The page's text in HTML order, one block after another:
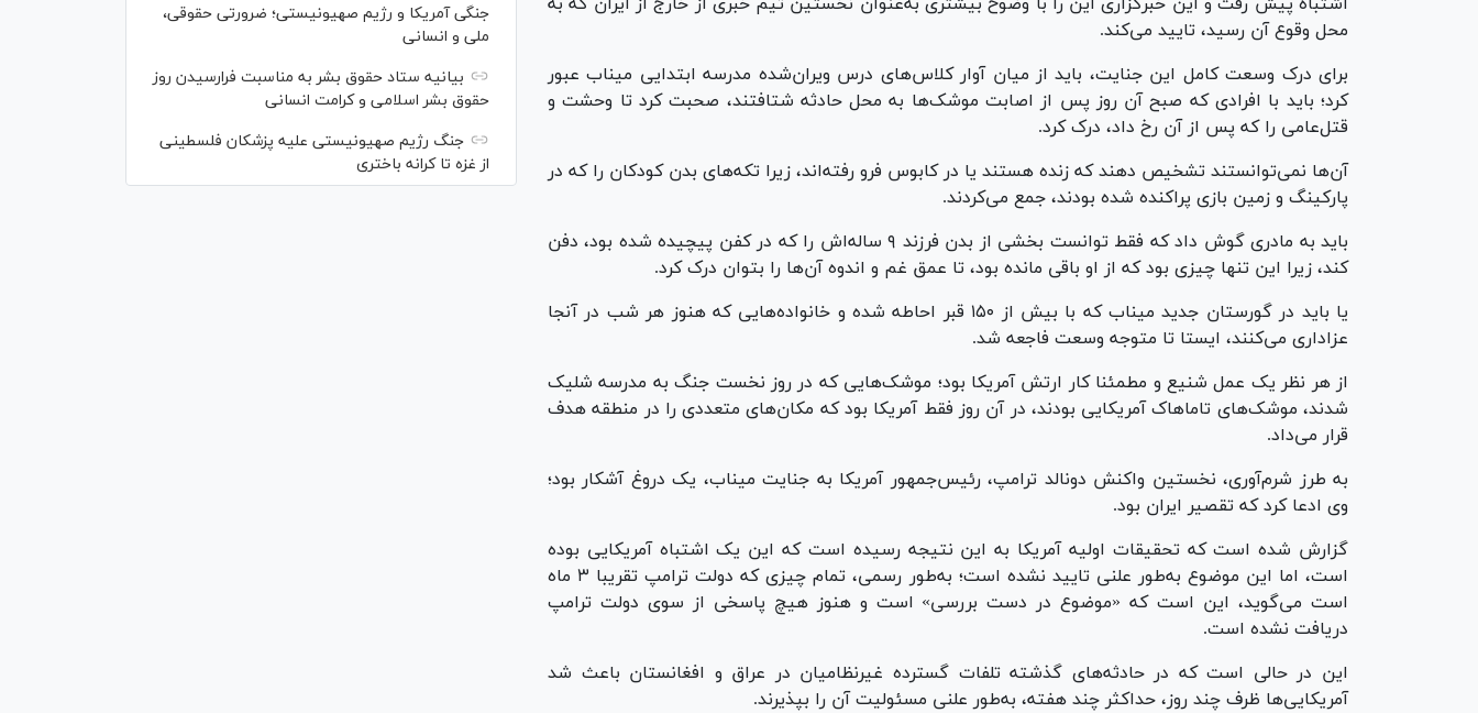
محل وقوع آن رسید، تایید می‌کند.
برای درک وسعت کامل این جنایت، باید از میان آوار کلاس‌های درس ویران‌شده‌ مدرسه‌ ابتدایی میناب عبور
کرد؛ باید با افرادی که صبح آن روز پس از اصابت موشک‌ها به محل حادثه شتافتند، صحبت کرد تا وحشت و
قتل‌عامی را که پس از آن رخ داد، درک کرد.
آن‌ها نمی‌توانستند تشخیص دهند که زنده هستند یا در کابوس فرو رفته‌اند، زیرا تکه‌های بدن کودکان را که در
پارکینگ و زمین بازی پراکنده شده بودند، جمع می‌کردند.
باید به مادری گوش داد که فقط توانست بخشی از بدن فرزند ۹ ساله‌اش را که در کفن پیچیده شده بود، دفن
کند، زیرا این تنها چیزی بود که از او باقی مانده بود، تا عمق غم و اندوه آن‌ها را بتوان درک کرد.
یا باید در گورستان جدید میناب که با بیش از ۱۵۰ قبر احاطه شده و خانواده‌هایی که هنوز هر شب در آنجا
عزاداری می‌کنند، ایستا‌ تا متوجه وسعت فاجعه شد.
از هر نظر یک عمل شنیع و مطمئنا کار ارتش آمریکا بود؛ موشک‌هایی که در روز نخست جنگ به مدرسه شلیک
شدند، موشک‌های تاماهاک آمریکایی بودند، در آن روز فقط آمریکا بود که مکان‌های متعددی را در منطقه هدف
قرار می‌داد.
به طرز شرم‌آوری، نخستین واکنش دونالد ترامپ، رئیس‌جمهور آمریکا به جنایت میناب، یک دروغ آشکار بود؛
وی ادعا کرد که تقصیر ایران بود.
گزارش شده است که تحقیقات اولیه آمریکا به این نتیجه رسیده است که این یک اشتباه آمریکایی بوده
است، اما این موضوع به‌طور علنی تایید نشده است؛ به‌طور رسمی، تمام چیزی که دولت ترامپ تقریبا ۳ ماه
است می‌گوید، این است که «موضوع در دست بررسی» است و هنوز هیچ پاسخی از سوی دولت ترامپ
دریافت نشده است.
این در حالی است که در حادثه‌های گذشته تلفات گسترده غیرنظامیان در عراق و افغانستان باعث شد
آمریکایی‌ها ظرف چند روز، حداکثر چند هفته، به‌طور علنی مسئولیت آن را بپذیرند.
جنگی آمریکا و رژیم صهیونیستی؛ ضرورتی حقوقی،
ملی و انسانی
بیانیه ستاد حقوق بشر به مناسبت فرارسیدن روز
حقوق بشر اسلامی و کرامت انسانی
جنگ رژیم صهیونیستی علیه پزشکان فلسطینی
از غزه تا کرانه باختری